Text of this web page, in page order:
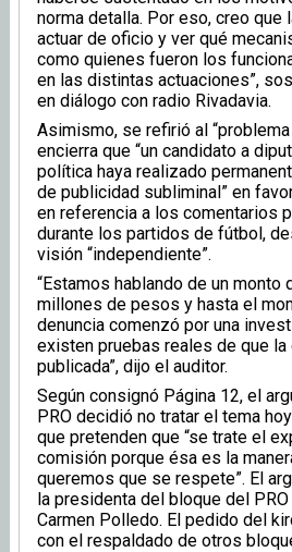
norma detalla. Por eso, creo que
actuar de oficio y ver qué
como quienes fueron los
en las distintas actuaciones”,
en diálogo con radio Rivadavia.
Asimismo, se refirió al
encierra que “un candidato a
política haya realizado
de publicidad subliminal” en
en referencia a los comentarios
durante los partidos de fútbol,
visión “independiente”.
“Estamos hablando de un monto
millones de pesos y hasta el
denuncia comenzó por una
existen pruebas reales de que la
publicada”, dijo el auditor.
Según consignó Página 12, el
PRO decidió no tratar el tema
que pretenden que “se trate el
comisión porque ésa es la
queremos que se respete”. El
la presidenta del bloque del
Carmen Polledo. El pedido del
con el respaldado de otros